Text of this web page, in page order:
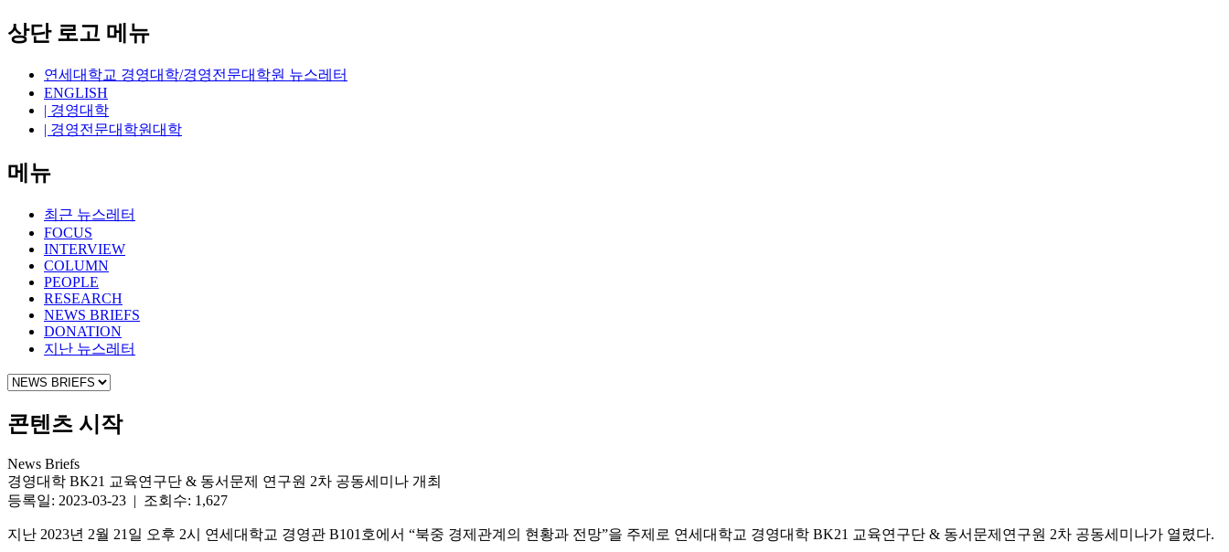
상단 로고 메뉴
연세대학교 경영대학/경영전문대학원 뉴스레터
ENGLISH
| 경영대학
| 경영전문대학원대학
메뉴
최근 뉴스레터
FOCUS
INTERVIEW
COLUMN
PEOPLE
RESEARCH
NEWS BRIEFS
DONATION
지난 뉴스레터
콘텐츠 시작
News Briefs
경영대학 BK21 교육연구단 & 동서문제 연구원 2차 공동세미나 개최
등록일: 2023-03-23 | 조회수: 1,627
지난 2023년 2월 21일 오후 2시 연세대학교 경영관 B101호에서 “북중 경제관계의 현황과 전망”을 주제로 연세대학교 경영대학 BK21 교육연구단 & 동서문제연구원 2차 공동세미나가 열렸다.